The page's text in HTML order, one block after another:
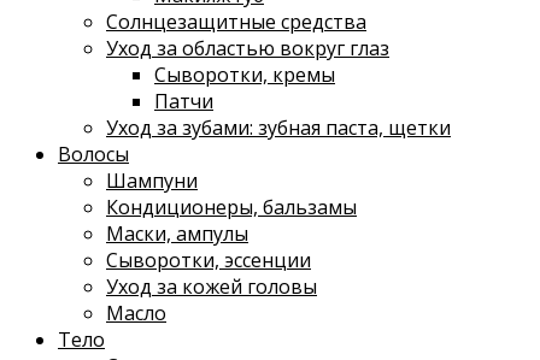
Солнцезащитные средства
Уход за областью вокруг глаз
Сыворотки, кремы
Патчи
Уход за зубами: зубная паста, щетки
Волосы
Шампуни
Кондиционеры, бальзамы
Маски, ампулы
Сыворотки, эссенции
Уход за кожей головы
Масло
Тело